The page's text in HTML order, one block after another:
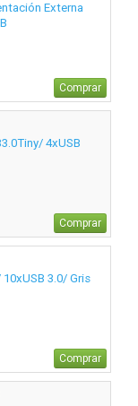
Externa
Comprar
4xUSB
Comprar
10xUSB 3.0/ Gris
Comprar